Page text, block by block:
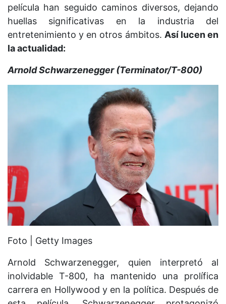
película han seguido caminos diversos, dejando
huellas significativas en la industria del
entretenimiento y en otros ámbitos. Así lucen en
la actualidad:
Arnold Schwarzenegger (Terminator/T-800)
Foto | Getty Images
Arnold Schwarzenegger, quien interpretó al
inolvidable T-800, ha mantenido una prolífica
carrera en Hollywood y en la política. Después de